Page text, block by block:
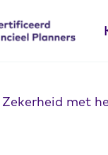
Zekerheid met